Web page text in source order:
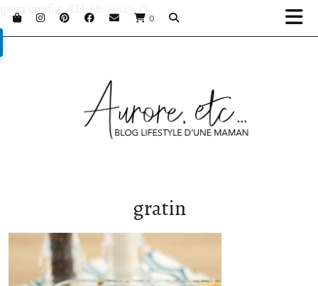
0
gtag('config', 'UA-68614623-1');
gratin